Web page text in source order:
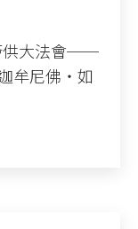
供大法會──
牟尼佛‧如